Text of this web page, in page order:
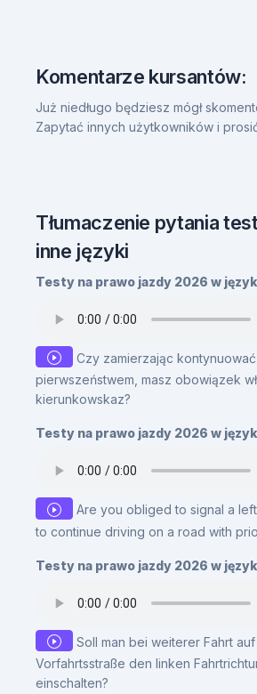
Komentarze kursantów:
Już niedługo będziesz mógł
Zapytać innych użytkowników i
Tłumaczenie pytania
inne języki
Testy na prawo jazdy 2026 w
Czy zamierzając
pierwszeństwem, masz obowiązek
kierunkowskaz?
Testy na prawo jazdy 2026 w
Are you obliged to signal a
to continue driving on a road with
Testy na prawo jazdy 2026 w
Soll man bei weiterer Fahrt
Vorfahrtsstraße den linken
einschalten?